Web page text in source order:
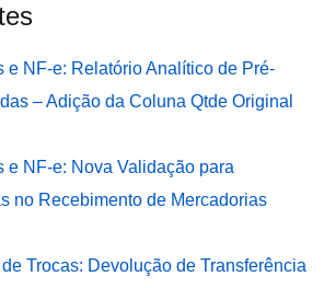
e NF-e: Relatório Analítico de Pré-
– Adição da Coluna Qtde Original
e NF-e: Nova Validação para
no Recebimento de Mercadorias
Trocas: Devolução de Transferência